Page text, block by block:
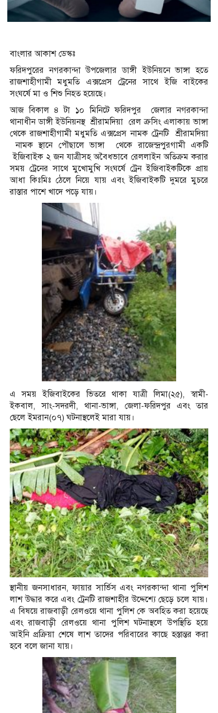
বাংলার আকাশ ডেস্কঃ
ফরিদপুরের নগরকান্দা উপজেলার ডাঙ্গী ইউনিয়নে ভাঙ্গা হতে
রাজশাহীগামী মধুমতি এক্সপ্রেস ট্রেনের সাথে ইজি বাইকের
সংঘর্ষে মা ও শিশু নিহত হয়েছে।
আজ বিকাল ৪ টা ১০ মিনিটে ফরিদপুর জেলার নগরকান্দা
থানাধীন ডাঙ্গী ইউনিয়নস্থ শ্রীরামদিয়া রেল ক্রসিং এলাকায় ভাঙ্গা
থেকে রাজশাহীগামী মধুমতি এক্সপ্রেস নামক ট্রেনটি শ্রীরামদিয়া
নামক স্থানে পৌছালে ভাঙ্গা থেকে রাজেন্দ্রপুরগামী একটি
ইজিবাইক ২ জন যাত্রীসহ অবৈধভাবে রেললাইন অতিক্রম করার
সময় ট্রেনের সাথে মুখোমুখি সংঘর্ষে ট্রেন ইজিবাইকটিকে প্রায়
আধা কিঃমিঃ ঠেলে নিয়ে যায় এবং ইজিবাইকটি দুমরে মুচরে
রাস্তার পাশে খাদে পড়ে যায়।
এ সময় ইজিবাইকের ভিতরে থাকা যাত্রী লিমা(২৫), স্বামী-
ইকবাল, সাং-সদরদী, থানা-ভাঙ্গা, জেলা-ফরিদপুর এবং তার
ছেলে ইমরান(০৭) ঘটনাস্থলেই মারা যায়।
স্থানীয় জনসাধারন, ফায়ার সার্ভিস এবং নগরকান্দা থানা পুলিশ
লাশ উদ্ধার করে এবং ট্রেনটি রাজশাহীর উদ্দেশ্যে ছেড়ে চলে যায়।
এ বিষয়ে রাজবাড়ী রেলওয়ে থানা পুলিশ কে অবহিত করা হয়েছে
এবং রাজবাড়ী রেলওয়ে থানা পুলিশ ঘটনাস্থলে উপস্থিতি হয়ে
আইনি প্রক্রিয়া শেষে লাশ তাদের পরিবারের কাছে হস্তান্তর করা
হবে বলে জানা যায়।